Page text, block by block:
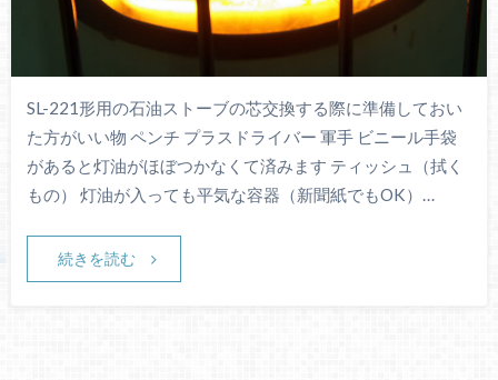
SL-221形用の石油ストーブの芯交換する際に準備しておい
た方がいい物 ペンチ プラスドライバー 軍手 ビニール手袋
があると灯油がほぼつかなくて済みます ティッシュ（拭く
もの） 灯油が入っても平気な容器（新聞紙でもOK）…
続きを読む